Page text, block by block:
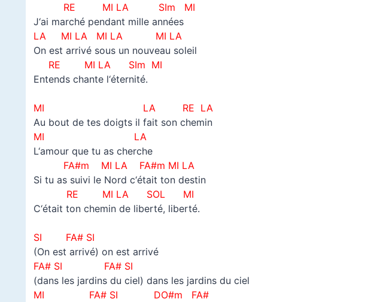
RE
MI LA SIm MI
J‘ai marché pendant mille années
LA
MI LA MI LA
MI LA
On est arrivé sous un nouveau soleil
RE
MI LA SIm MI
Entends chante l‘éternité.
MI LA RE LA
Au bout de tes doigts il fait son chemin
MI LA
L‘amour que tu as cherche
FA#m MI LA FA#m MI LA
Si tu as suivi le Nord c‘était ton destin
RE MI LA SOL MI
C‘était ton chemin de liberté, liberté.
SI FA# SI
(On est arrivé) on est arrivé
FA# SI FA# SI
(dans les jardins du ciel) dans les jardins du ciel
MI FA# SI DO#m FA#